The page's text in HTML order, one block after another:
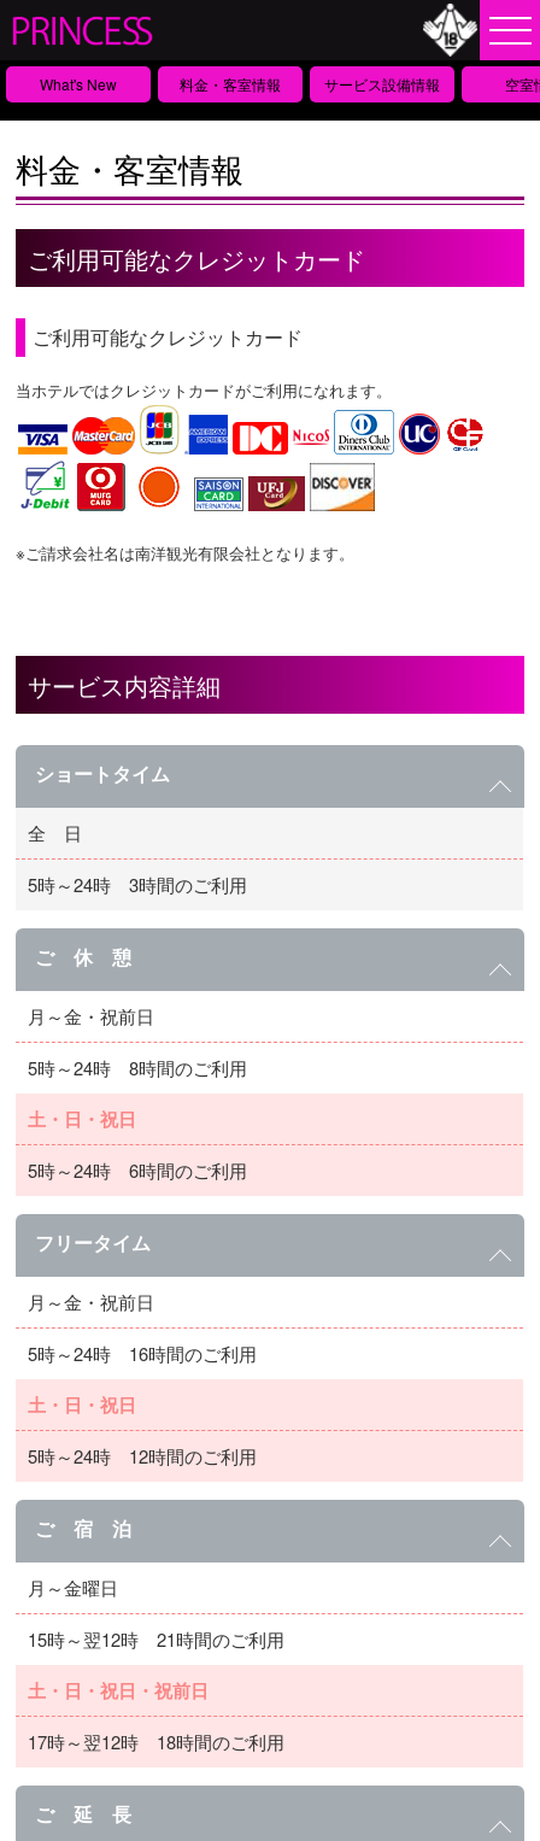
What's New 料金・客室情報 サービス設備情報 空室
料金・客室情報
ご利用可能なクレジットカード
ご利用可能なクレジットカード
当ホテルではクレジットカードがご利用になれます。
※ご請求会社名は南洋観光有限会社となります。
サービス内容詳細
ショートタイム
全 日
5時～24時 3時間のご利用
ご 休 憩
月～金・祝前日
5時～24時 8時間のご利用
土・日・祝日
5時～24時 6時間のご利用
フリータイム
月～金・祝前日
5時～24時 16時間のご利用
土・日・祝日
5時～24時 12時間のご利用
ご 宿 泊
月～金曜日
15時～翌12時 21時間のご利用
土・日・祝日・祝前日
17時～翌12時 18時間のご利用
ご 延 長